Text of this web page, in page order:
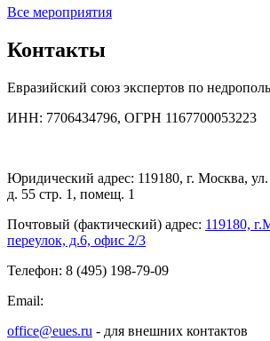
Все мероприятия
Контакты
Евразийский союз экспертов по
ИНН: 7706434796, ОГРН 1167700053223
Юридический адрес: 119180, г. Москва,
д. 55 стр. 1, помещ. 1
Почтовый (фактический) адрес: 119180,
переулок, д.6, офис 2/3
Телефон: 8 (495) 198-79-09
Email:
office@eues.ru - для внешних контактов